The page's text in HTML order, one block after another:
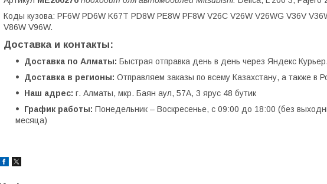
Коды кузова: PF6W PD6W K67T PD8W PE8W PF8W V26C V26W V26WG V36V
V86W V96W.
Доставка и контакты:
Доставка по Алматы: Быстрая отправка день в день через Яндекс Курьер.
Доставка в регионы: Отправляем заказы по всему Казахстану, а также в
Наш адрес: г. Алматы, мкр. Баян аул, 57А, 3 ярус 48 бутик
График работы: Понедельник – Воскресенье, с 09:00 до 18:00 (без
месяца)